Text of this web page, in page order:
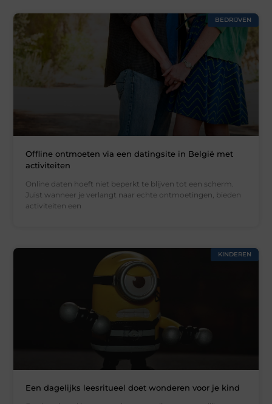
BEDRIJVEN
Offline ontmoeten via een datingsite in België met
activiteiten
Online daten hoeft niet beperkt te blijven tot een scherm.
Juist wanneer je verlangt naar echte ontmoetingen, bieden
activiteiten een
KINDEREN
Een dagelijks leesritueel doet wonderen voor je kind